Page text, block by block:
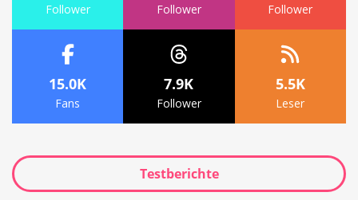
Follower Follower Follower
15.0K
Fans
7.9K
Follower
5.5K
Leser
Testberichte